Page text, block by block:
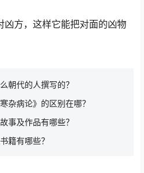
凶方，这样它能把对面的凶物
朝代的人撰写的？
杂病论》的区别在哪？
事及作品有哪些？
籍有哪些？